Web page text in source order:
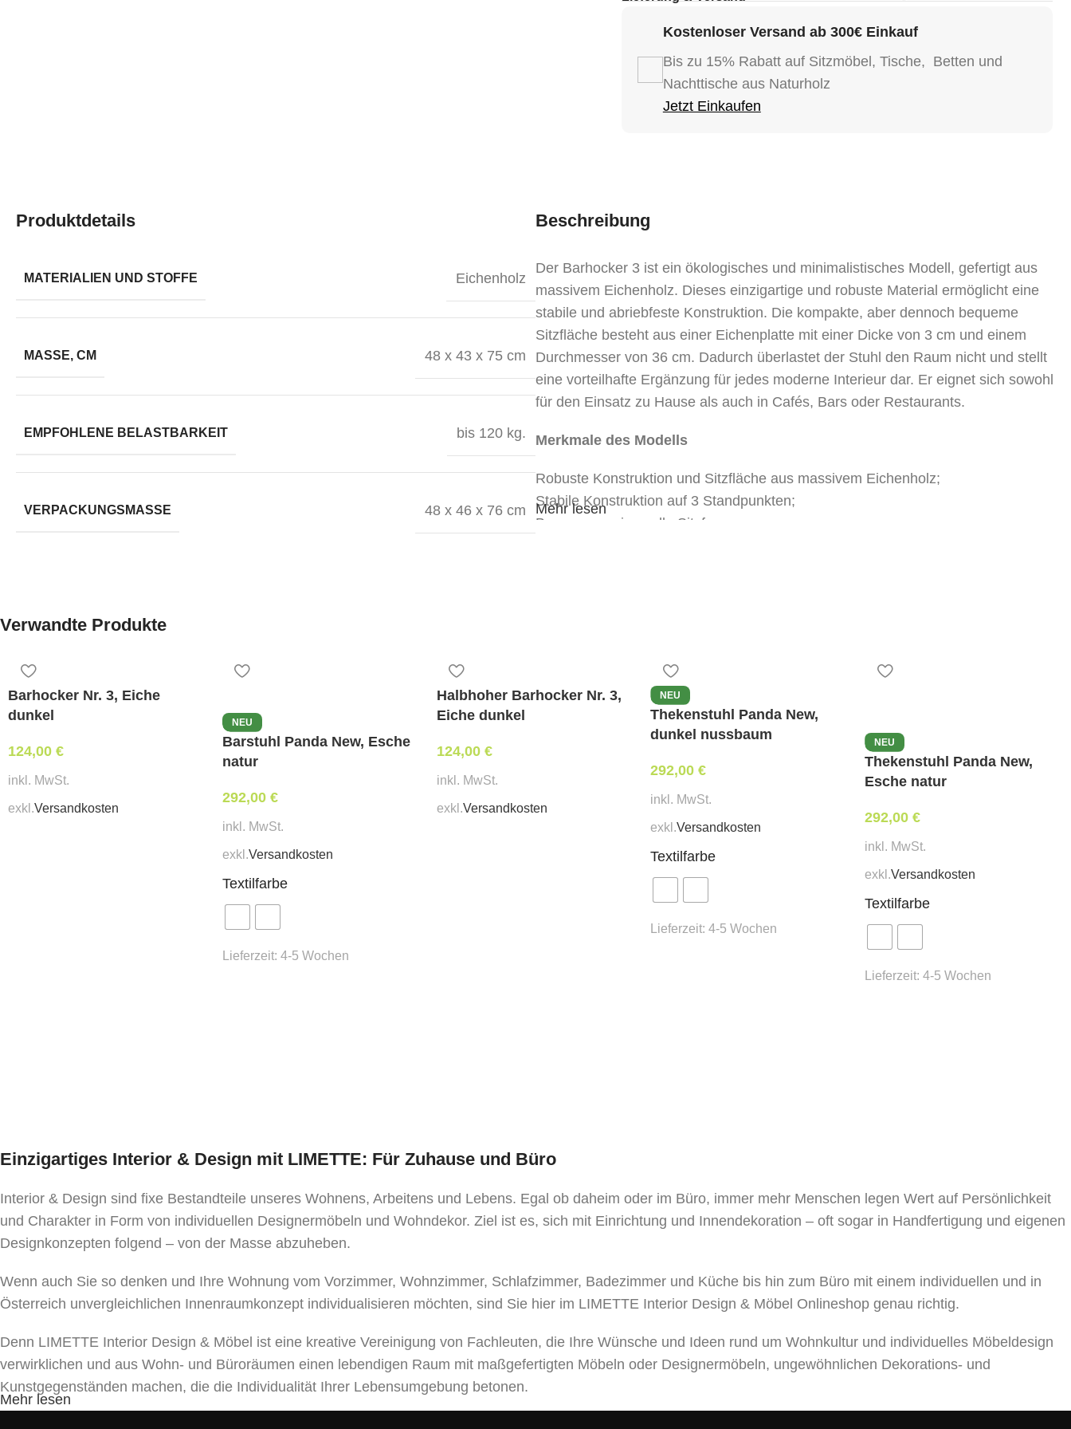
Kostenloser Versand ab 300€ Einkauf
Bis zu 15% Rabatt auf Sitzmöbel, Tische, Betten und
Nachttische aus Naturholz
Jetzt Einkaufen
Produktdetails
MATERIALIEN UND STOFFE Eichenholz
MASSE, CM 48 x 43 x 75 cm
EMPFOHLENE BELASTBARKEIT bis 120 kg.
VERPACKUNGSMASSE 48 x 46 x 76 cm
Beschreibung
Der Barhocker 3 ist ein ökologisches und minimalistisches Modell, gefertigt aus
massivem Eichenholz. Dieses einzigartige und robuste Material ermöglicht eine
stabile und abriebfeste Konstruktion. Die kompakte, aber dennoch bequeme
Sitzfläche besteht aus einer Eichenplatte mit einer Dicke von 3 cm und einem
Durchmesser von 36 cm. Dadurch überlastet der Stuhl den Raum nicht und stellt
eine vorteilhafte Ergänzung für jedes moderne Interieur dar. Er eignet sich sowohl
für den Einsatz zu Hause als auch in Cafés, Bars oder Restaurants.
Merkmale des Modells
Robuste Konstruktion und Sitzfläche aus massivem Eichenholz;
Stabile Konstruktion auf 3 Standpunkten;
Bequeme, universelle Sitzform;
Mehr lesen
Verwandte Produkte
Barhocker Nr. 3, Eiche
dunkel
124,00 €
inkl. MwSt.
exkl.Versandkosten
NEU
Barstuhl Panda New, Esche
natur
292,00 €
inkl. MwSt.
exkl.Versandkosten
Textilfarbe
Lieferzeit: 4-5 Wochen
Halbhoher Barhocker Nr. 3,
Eiche dunkel
124,00 €
inkl. MwSt.
exkl.Versandkosten
NEU
Thekenstuhl Panda New,
dunkel nussbaum
292,00€
inkl. MwSt.
exkl.Versandkosten
Textilfarbe
Lieferzeit:4-5 Wochen
NEU
Thekenstuhl Panda New,
Esche natur
292,00€
inkl. MwSt.
exkl.Versandkosten
Textilfarbe
Lieferzeit:4-5 Wochen
Einzigartiges Interior & Design mit LIMETTE: Für Zuhause und Büro
Interior & Design sind fixe Bestandteile unseres Wohnens, Arbeitens und Lebens. Egal ob daheim oder im Büro, immer mehr Menschen legen Wert auf Persönlichkeit
und Charakter in Form von individuellen Designermöbeln und Wohndekor. Ziel ist es, sich mit Einrichtung und Innendekoration – oft sogar in Handfertigung und eigenen
Designkonzepten folgend – von der Masse abzuheben.
Wenn auch Sie so denken und Ihre Wohnung vom Vorzimmer, Wohnzimmer, Schlafzimmer, Badezimmer und Küche bis hin zum Büro mit einem individuellen und in
Österreich unvergleichlichen Innenraumkonzept individualisieren möchten, sind Sie hier im LIMETTE Interior Design & Möbel Onlineshop genau richtig.
Denn LIMETTE Interior Design & Möbel ist eine kreative Vereinigung von Fachleuten, die Ihre Wünsche und Ideen rund um Wohnkultur und individuelles Möbeldesign
verwirklichen und aus Wohn- und Büroräumen einen lebendigen Raum mit maßgefertigten Möbeln oder Designermöbeln, ungewöhnlichen Dekorations- und
Kunstgegenständen machen, die die Individualität Ihrer Lebensumgebung betonen.
Mehr lesen